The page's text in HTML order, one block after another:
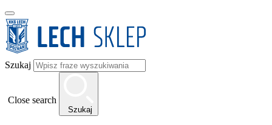
Szukaj
Close search
Szukaj